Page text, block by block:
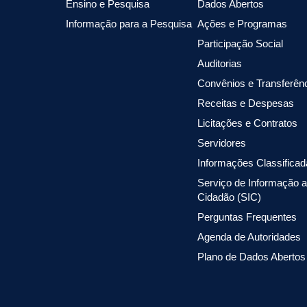
Ensino e Pesquisa
Informação para a Pesquisa
Dados Abertos
Ações e Programas
Participação Social
Auditorias
Convênios e
Receitas e Despesas
Licitações e Contratos
Servidores
Informações
Serviço de Informação
Cidadão (SIC)
Perguntas Frequentes
Agenda de Autoridades
Plano de Dados Abertos